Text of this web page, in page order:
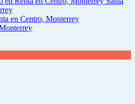
en Centro, Monterrey